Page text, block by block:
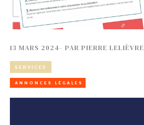
13 MARS 2024- PAR PIERRE LELIÈVRE
SERVICES
ANNONCES LÉGALES